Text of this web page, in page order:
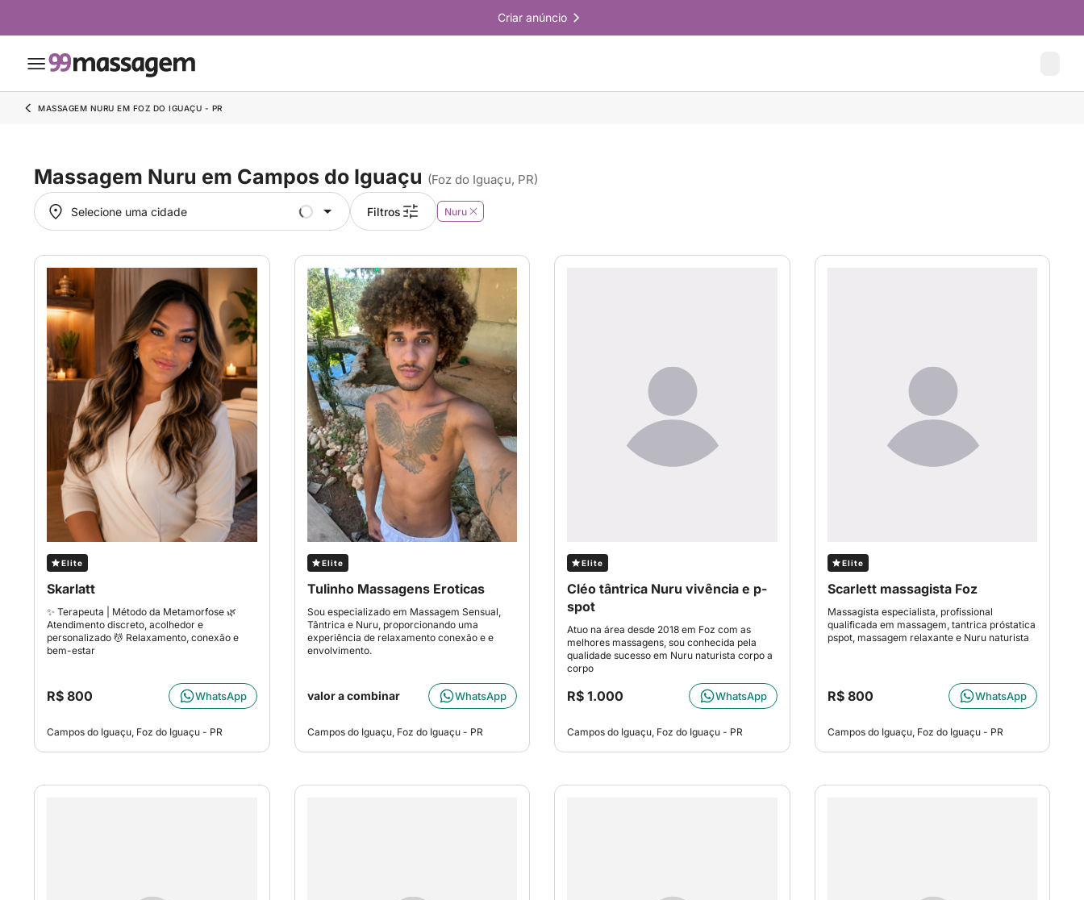
Criar anúncio
MASSAGEM NURU EM FOZ DO IGUAÇU - PR
Massagem Nuru em Campos do Iguaçu (Foz do Iguaçu, PR)
Selecione uma cidade
Selecione uma cidade Filtros Nuru
Elite
Skarlatt
✨ Terapeuta | Método da Metamorfose 🌿
Atendimento discreto, acolhedor e
personalizado 💆 Relaxamento, conexão e
bem-estar
R$ 800 WhatsApp
Campos do Iguaçu, Foz do Iguaçu - PR
Elite
Tulinho Massagens Eroticas
Sou especializado em Massagem Sensual,
Tântrica e Nuru, proporcionando uma
experiência de relaxamento conexão e e
envolvimento.
valor a combinar WhatsApp
Campos do Iguaçu, Foz do Iguaçu - PR
Elite
Cléo tântrica Nuru vivência e p-
spot
Atuo na área desde 2018 em Foz com as
melhores massagens, sou conhecida pela
qualidade sucesso em Nuru naturista corpo a
corpo
R$ 1.000 WhatsApp
Campos do Iguaçu, Foz do Iguaçu - PR
Elite
Scarlett massagista Foz
Massagista especialista, profissional
qualificada em massagem, tantrica próstatica
pspot, massagem relaxante e Nuru naturista
R$ 800 WhatsApp
Campos do Iguaçu, Foz do Iguaçu - PR